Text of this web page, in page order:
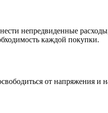
непредвиденные
каждой покупки.
от напряжения и